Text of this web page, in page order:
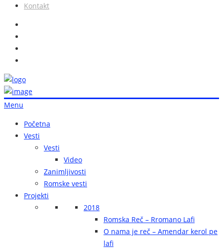
Kontakt
Menu
Početna
Vesti
Vesti
Video
Zanimljivosti
Romske vesti
Projekti
2018
Romska Reč – Rromano Lafi
O nama je reč – Amendar kerol pe
lafi